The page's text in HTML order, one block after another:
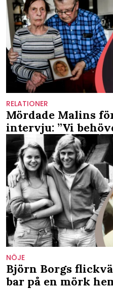
RELATIONER
Mördade Malins
intervju: ”Vi
NÖJE
Björn Borgs
bar på en mörk